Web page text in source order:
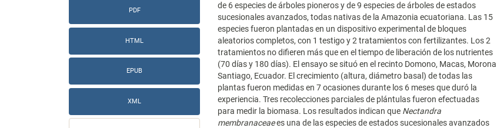
PDF
HTML
EPUB
XML
de 6 especies de árboles pioneros y de 9 especies de árboles de estados
sucesionales avanzados, todas nativas de la Amazonia ecuatoriana. Las 15
especies fueron plantadas en un dispositivo experimental de bloques
aleatorios completos, con 1 testigo y 2 tratamientos con fertilizantes. Los 2
tratamientos no difieren más que en el tiempo de liberación de los nutrientes
(70 días y 180 días). El ensayo se situó en el recinto Domono, Macas, Morona
Santiago, Ecuador. El crecimiento (altura, diámetro basal) de todas las
plantas fueron medidas en 7 ocasiones durante los 6 meses que duró la
experiencia. Tres recolecciones parciales de plántulas fueron efectuadas
para medir la biomasa. Los resultados indican que Nectandra
membranaceaees una de las especies de estados sucesionales avanzados